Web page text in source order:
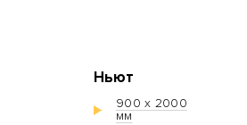
Ньют
900 х 2000
мм